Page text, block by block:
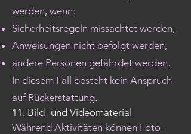
werden, wenn:
Sicherheitsregeln missachtet werden,
Anweisungen nicht befolgt werden,
andere Personen gefährdet werden.
In diesem Fall besteht kein Anspruch
auf Rückerstattung.
11. Bild- und Videomaterial
Während Aktivitäten können Foto-